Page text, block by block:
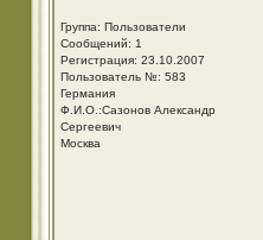
Группа: Пользователи
Сообщений: 1
Регистрация: 23.10.2007
Пользователь №: 583
Германия
Ф.И.О.:Сазонов Александр
Сергеевич
Москва